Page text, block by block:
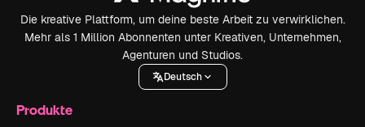
Die kreative Plattform, um deine beste Arbeit zu verwirklichen.
Mehr als 1 Million Abonnenten unter Kreativen, Unternehmen,
Agenturen und Studios.
Deutsch
Produkte